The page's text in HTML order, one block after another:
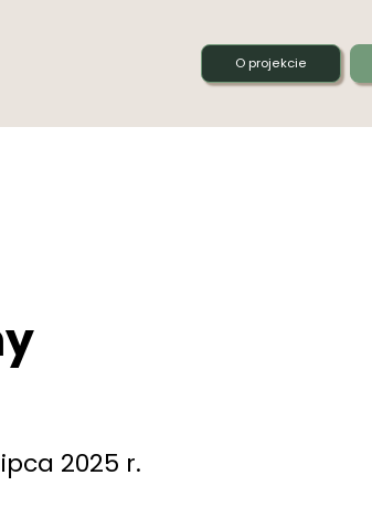
O projekcie
2025 r.